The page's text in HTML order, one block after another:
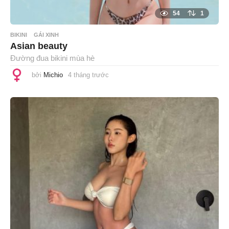
54 1
BIKINI GÁI XINH
Asian beauty
Đường đua bikini mùa hè
bởi Michio 4 tháng trước
á
t
r
ư
ớ
c